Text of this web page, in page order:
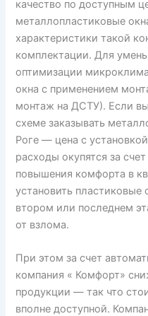
качество по доступным
металлопластиковые
характеристики такой
комплектации. Для
оптимизации
окна с применением
монтаж на ДСТУ). Если
схеме заказывать
Роге — цена с
расходы окупятся за
повышения комфорта в
установить пластиковые
втором или последнем
от взлома.
При этом за счет
компания « Комфорт»
продукции — так что
вполне доступной.